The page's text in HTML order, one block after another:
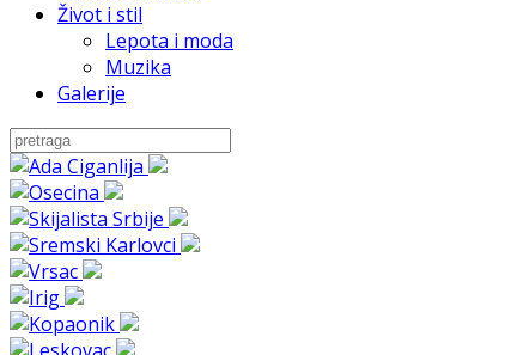
Život i stil
Lepota i moda
Muzika
Galerije